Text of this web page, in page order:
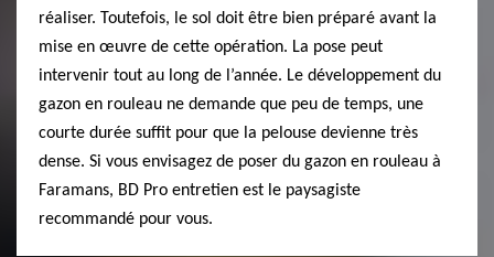
réaliser. Toutefois, le sol doit être bien préparé avant la
mise en œuvre de cette opération. La pose peut
intervenir tout au long de l’année. Le développement du
gazon en rouleau ne demande que peu de temps, une
courte durée suffit pour que la pelouse devienne très
dense. Si vous envisagez de poser du gazon en rouleau à
Faramans, BD Pro entretien est le paysagiste
recommandé pour vous.